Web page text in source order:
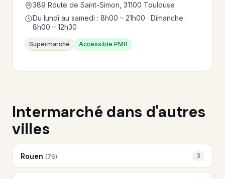
389 Route de Saint-Simon, 31100 Toulouse
Du lundi au samedi : 8h00 – 21h00 · Dimanche :
8h00 – 12h30
Supermarché Accessible PMR
Intermarché dans d'autres
villes
Rouen (76) 3